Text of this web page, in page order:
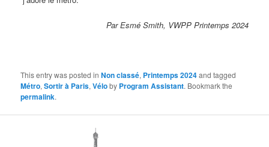
Par Esmé Smith, VWPP Printemps 2024
This entry was posted inNon classé, Printemps 2024and tagged
Métro,Sortir à Paris,Véloby Program Assistant. Bookmark the
permalink.